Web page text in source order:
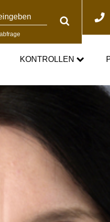
Suche
KONTROLLEN
am Kontrollprozess